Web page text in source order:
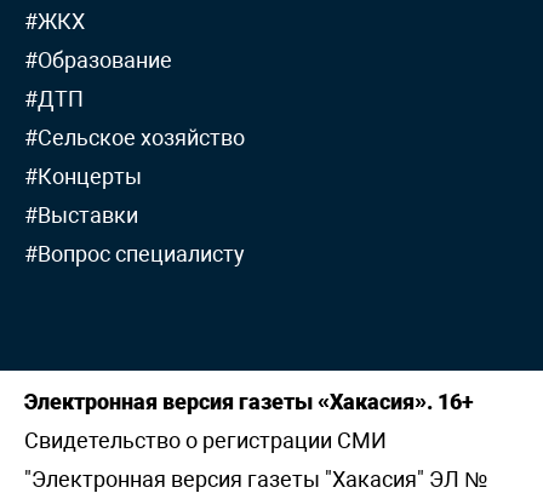
#ЖКХ
#Образование
#ДТП
#Сельское хозяйство
#Концерты
#Выставки
#Вопрос специалисту
Электронная версия газеты «Хакасия». 16+
Свидетельство о регистрации СМИ
"Электронная версия газеты "Хакасия" ЭЛ №